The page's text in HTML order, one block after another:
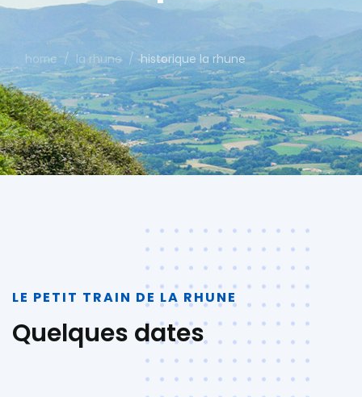
home / la rhune / historique la rhune
LE PETIT TRAIN DE LA RHUNE
Quelques dates